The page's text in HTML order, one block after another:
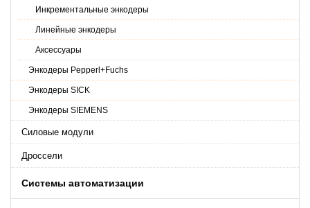
Инкрементальные энкодеры
Линейные энкодеры
Аксессуары
Энкодеры Pepperl+Fuchs
Энкодеры SICK
Энкодеры SIEMENS
Силовые модули
Дроссели
Системы автоматизации